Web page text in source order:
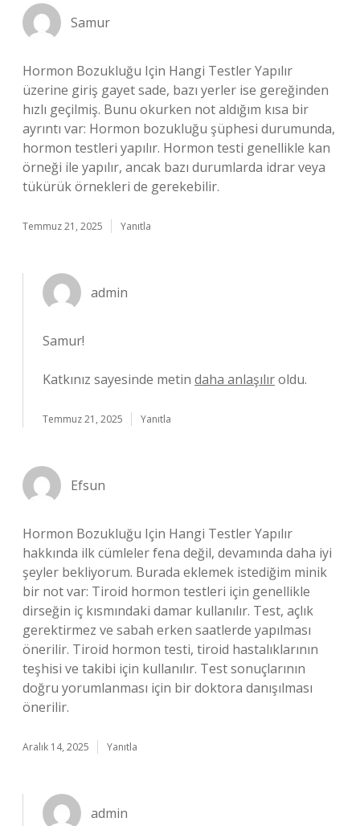
Samur
Hormon Bozukluğu Için Hangi Testler Yapılır
üzerine giriş gayet sade, bazı yerler ise gereğinden
hızlı geçilmiş. Bunu okurken not aldığım kısa bir
ayrıntı var: Hormon bozukluğu şüphesi durumunda,
hormon testleri yapılır. Hormon testi genellikle kan
örneği ile yapılır, ancak bazı durumlarda idrar veya
tükürük örnekleri de gerekebilir.
Temmuz 21, 2025 Yanıtla
admin
Samur!
Katkınız sayesinde metin daha anlaşılıroldu.
Temmuz 21, 2025 Yanıtla
Efsun
Hormon Bozukluğu Için Hangi Testler Yapılır
hakkında ilk cümleler fena değil, devamında daha iyi
şeyler bekliyorum. Burada eklemek istediğim minik
bir not var: Tiroid hormon testleri için genellikle
dirseğin iç kısmındaki damar kullanılır. Test, açlık
gerektirmez ve sabah erken saatlerde yapılması
önerilir. Tiroid hormon testi, tiroid hastalıklarının
teşhisi ve takibi için kullanılır. Test sonuçlarının
doğru yorumlanması için bir doktora danışılması
önerilir.
Aralık 14, 2025 Yanıtla
admin